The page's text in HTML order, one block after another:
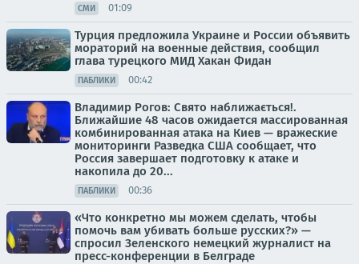
СМИ 01:09
Турция предложила Украине и России объявить
мораторий на военные действия, сообщил
глава турецкого МИД Хакан Фидан
ПАБЛИКИ 00:42
Владимир Рогов: Свято наближається!.
Ближайшие 48 часов ожидается массированная
комбинированная атака на Киев — вражеские
мониторинги Разведка США сообщает, что
Россия завершает подготовку к атаке и
накопила до 20...
ПАБЛИКИ 00:36
«Что конкретно мы можем сделать, чтобы
помочь вам убивать больше русских?» —
спросил Зеленского немецкий журналист на
пресс-конференции в Белграде